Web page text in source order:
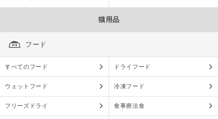
猫用品
フード
すべてのフード ドライフード
ウェットフード 冷凍フード
フリーズドライ 食事療法食